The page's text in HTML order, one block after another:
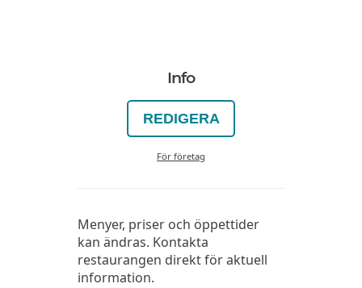
Info
REDIGERA
För företag
Menyer, priser och öppettider
kan ändras. Kontakta
restaurangen direkt för aktuell
information.